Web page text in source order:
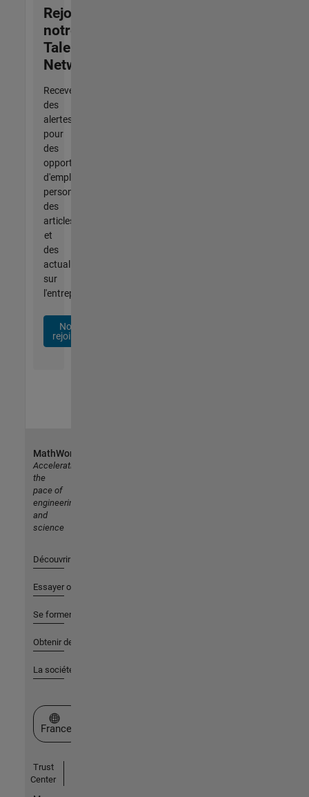
Rejoignez
notre
Talent
Network
Recevez
des
alertes
pour
des
opportunités
d'emploi
personnalisées,
des
articles
et
des
actualités
sur
l'entreprise.
Nous
rejoindre
MathWorks
Accelerating
the
pace of
engineering
and
science
Découvrir les produits
Essayer ou acheter
Se former
Obtenir de l'aide
La société
Sélectionner un site web
France
Trust
Center